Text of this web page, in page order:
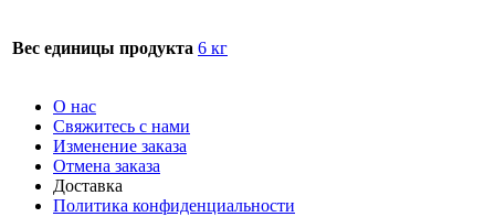
Вес единицы продукта 6 кг
О нас
Свяжитесь с нами
Изменение заказа
Отмена заказа
Доставка
Политика конфиденциальности